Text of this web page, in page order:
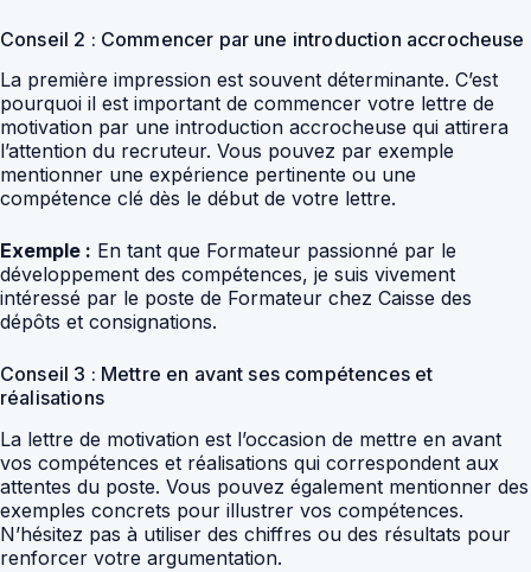
Conseil 2 : Commencer par une introduction accrocheuse
La première impression est souvent déterminante. C’est
pourquoi il est important de commencer votre lettre de
motivation par une introduction accrocheuse qui attirera
l’attention du recruteur. Vous pouvez par exemple
mentionner une expérience pertinente ou une
compétence clé dès le début de votre lettre.
Exemple : En tant que Formateur passionné par le
développement des compétences, je suis vivement
intéressé par le poste de Formateur chez Caisse des
dépôts et consignations.
Conseil 3 : Mettre en avant ses compétences et
réalisations
La lettre de motivation est l’occasion de mettre en avant
vos compétences et réalisations qui correspondent aux
attentes du poste. Vous pouvez également mentionner des
exemples concrets pour illustrer vos compétences.
N’hésitez pas à utiliser des chiffres ou des résultats pour
renforcer votre argumentation.